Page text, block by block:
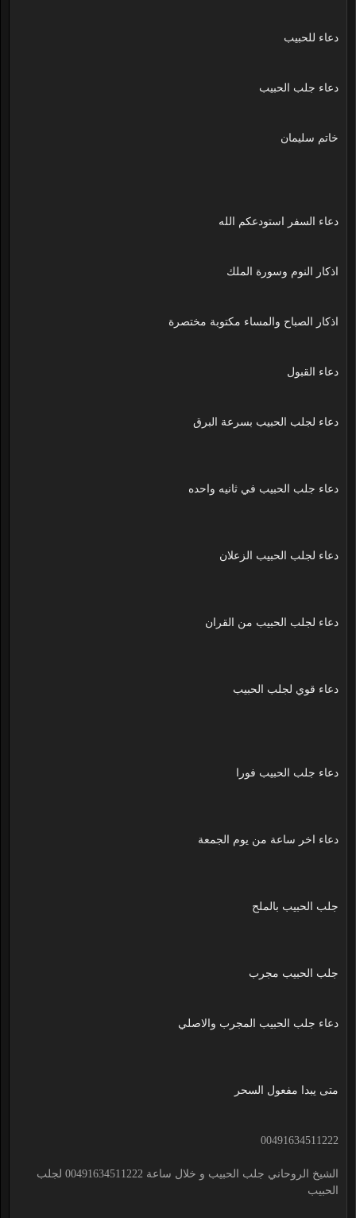
دعاء للحبيب
دعاء جلب الحبيب
خاتم سليمان
دعاء السفر استودعكم الله
اذكار النوم وسورة الملك
اذكار الصباح والمساء مكتوبة مختصرة
دعاء القبول
دعاء لجلب الحبيب بسرعة البرق
دعاء جلب الحبيب في ثانيه واحده
دعاء لجلب الحبيب الزعلان
دعاء لجلب الحبيب من القران
دعاء قوي لجلب الحبيب
دعاء جلب الحبيب فورا
دعاء اخر ساعة من يوم الجمعة
جلب الحبيب بالملح
جلب الحبيب مجرب
دعاء جلب الحبيب المجرب والاصلي
متى يبدا مفعول السحر
00491634511222
الشيخ الروحاني جلب الحبيب و خلال ساعة 00491634511222 لجلب
الحبيب